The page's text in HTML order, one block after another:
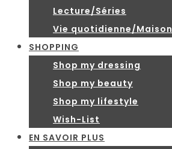
Lecture/Séries
Vie quotidienne/Maison
SHOPPING
Shop my dressing
Shop my beauty
Shop my lifestyle
Wish-List
EN SAVOIR PLUS